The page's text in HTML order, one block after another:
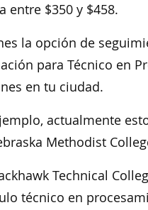
entre $350 y $458.
la opción de
para Técnico en
en tu ciudad.
actualmente
Methodist
Technical
técnico en